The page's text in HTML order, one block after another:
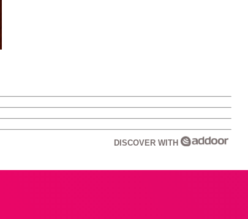
DISCOVER WITH